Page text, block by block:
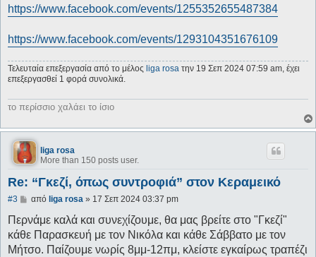
https://www.facebook.com/events/1255352655487384
https://www.facebook.com/events/1293104351676109
Τελευταία επεξεργασία από το μέλος liga rosa την 19 Σεπ 2024 07:59 am, έχει
επεξεργασθεί 1 φορά συνολικά.
το περίσσιο χαλάει το ίσιο
liga rosa
More than 150 posts user.
Re: “Γκεζί, όπως συντροφιά” στον Κεραμεικό
#3
Δ
μ
σ
ί
από liga rosa » 17 Σεπ 2024 03:37 pm
Περνάμε καλά και συνεχίζουμε, θα μας βρείτε στο "Γκεζί"
κάθε Παρασκευή με τον Νικόλα και κάθε Σάββατο με τον
Μήτσο. Παίζουμε νωρίς 8μμ-12πμ, κλείστε εγκαίρως τραπέζι